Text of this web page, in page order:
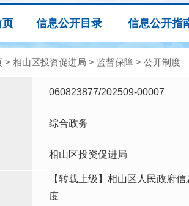
页 信息公开目录 信息公开指
> 相山区投资促进局 > 监督保障 > 公开制度
060823877/202509-00007
综合政务
相山区投资促进局
【转载上级】相山区人民政府
度